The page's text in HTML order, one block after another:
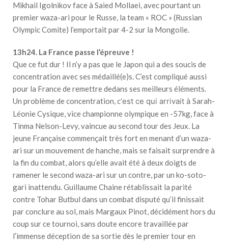
Mikhail Igolnikov face à Saied Mollaei, avec pourtant un
premier waza-ari pour le Russe, la team « ROC » (Russian
Olympic Comite) l’emportait par 4-2 sur la Mongolie.
13h24. La France passe l’épreuve !
Que ce fut dur ! Il n’y a pas que le Japon qui a des soucis de
concentration avec ses médaillé(e)s. C’est compliqué aussi
pour la France de remettre dedans ses meilleurs éléments.
Un problème de concentration, c‘est ce qui arrivait à Sarah-
Léonie Cysique, vice championne olympique en -57kg, face à
Tinma Nelson-Levy, vaincue au second tour des Jeux. La
jeune Française commençait très fort en menant d’un waza-
ari sur un mouvement de hanche, mais se faisait surprendre à
la fin du combat, alors qu’elle avait été à deux doigts de
ramener le second waza-ari sur un contre, par un ko-soto-
gari inattendu. Guillaume Chaine rétablissait la parité
contre Tohar Butbul dans un combat disputé qu’il finissait
par conclure au sol, mais Margaux Pinot, décidément hors du
coup sur ce tournoi, sans doute encore travaillée par
l’immense déception de sa sortie dès le premier tour en